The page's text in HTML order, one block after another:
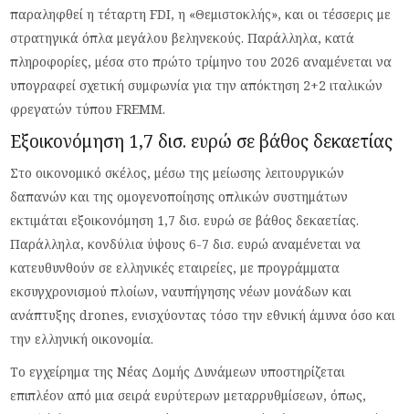
παραληφθεί η τέταρτη FDI, η «Θεμιστοκλής», και οι τέσσερις με
στρατηγικά όπλα μεγάλου βεληνεκούς. Παράλληλα, κατά
πληροφορίες, μέσα στο πρώτο τρίμηνο του 2026 αναμένεται να
υπογραφεί σχετική συμφωνία για την απόκτηση 2+2 ιταλικών
φρεγατών τύπου FREMM.
Εξοικονόμηση 1,7 δισ. ευρώ σε βάθος δεκαετίας
Στο οικονομικό σκέλος, μέσω της μείωσης λειτουργικών
δαπανών και της ομογενοποίησης οπλικών συστημάτων
εκτιμάται εξοικονόμηση 1,7 δισ. ευρώ σε βάθος δεκαετίας.
Παράλληλα, κονδύλια ύψους 6-7 δισ. ευρώ αναμένεται να
κατευθυνθούν σε ελληνικές εταιρείες, με προγράμματα
εκσυγχρονισμού πλοίων, ναυπήγησης νέων μονάδων και
ανάπτυξης drones, ενισχύοντας τόσο την εθνική άμυνα όσο και
την ελληνική οικονομία.
Το εγχείρημα της Νέας Δομής Δυνάμεων υποστηρίζεται
επιπλέον από μια σειρά ευρύτερων μεταρρυθμίσεων, όπως,